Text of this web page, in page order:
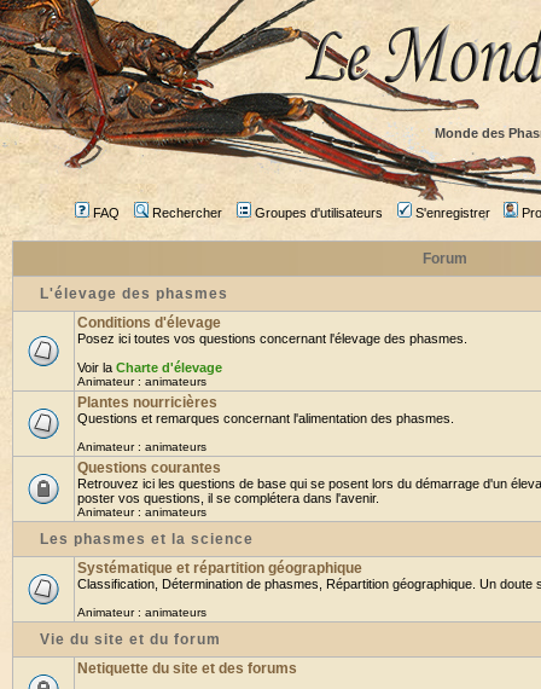
Monde des
FAQ Rechercher Groupes d'utilisateurs S'enregistrer
Forum
L'élevage des phasmes
Conditions d'élevage
Posez ici toutes vos questions concernant l'élevage des phasmes.
Voir la Charte d'élevage
Animateur : animateurs
Plantes nourricières
Questions et remarques concernant l'alimentation des phasmes.
Animateur : animateurs
Questions courantes
Retrouvez ici les questions de base qui se posent lors du démarrage d'un
poster vos questions, il se complétera dans l'avenir.
Animateur : animateurs
Les phasmes et la science
Systématique et répartition géographique
Classification, Détermination de phasmes, Répartition géographique. Un doute
Animateur : animateurs
Vie du site et du forum
Netiquette du site et des forums